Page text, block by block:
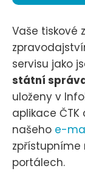
Vaše tiskové
servisu jako
státní
uloženy v
aplikace
našeho e-
zpřístupníme
portálech.